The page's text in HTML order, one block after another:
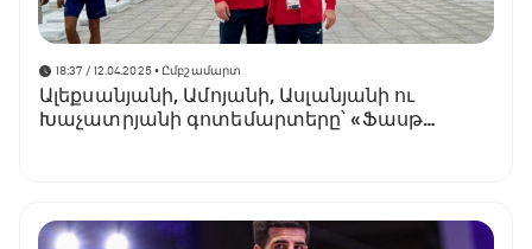
18:37 / 12.04.2025• Ըմբշամարտ
Ալեքսանյանի, Ամոյանի, Ասլանյանի ու
Խաչատրյանի գոտեմարտերը՝ «Ֆասթ